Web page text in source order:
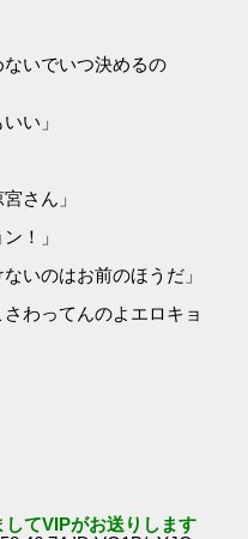
いでいつ決めるの
い」
さん」
！」
いのはお前のほうだ」
わってんのよエロキョ
してVIPがお送りします